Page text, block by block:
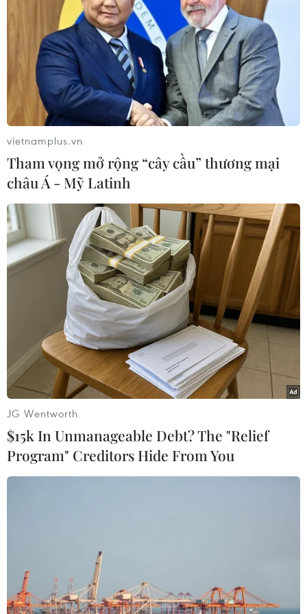
Hàn Quốc quyết định tập trận chung với
Mỹ như đã lên kế hoạch
08/08/2021 02:56
Cuộc tập trận mùa Hè của quân đội Hàn Quốc và Mỹ
đã và đang thu hút sự theo dõi sát sao, đặc biệt sau khi
Triều Tiên cảnh báo sự kiện này sẽ ảnh hưởng xấu tới
bầu không khí hòa giải.
vietnamplus.vn
Tham vọng mở rộng “cây cầu” thương mại
châu Á - Mỹ Latinh
JG Wentworth
$15k In Unmanageable Debt? The "Relief
Program" Creditors Hide From You